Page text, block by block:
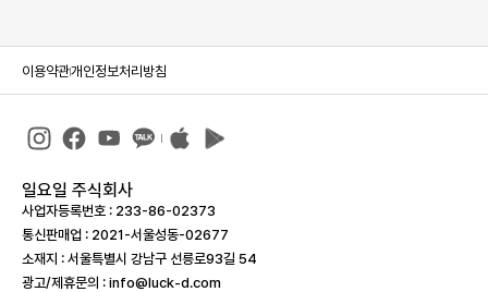
이용약관개인정보처리방침
일요일 주식회사
사업자등록번호 : 233-86-023­73
통신판매업 : 2021-서울성동-02677
소재지 : 서울특별시 강남구 선릉로93길 54
광고/제휴문의 : info@luck-d.com